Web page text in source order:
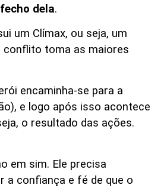
dela.
um Clímax, ou seja, um
conflito toma as maiores
encaminha-se para a
e logo após isso acontece
o resultado das ações.
em sim. Ele precisa
a confiança e fé de que o